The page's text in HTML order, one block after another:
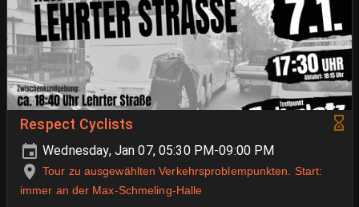
Respect Cyclists
Wednesday, Jan 07, 05:30 PM-09:00 PM
Tour zu ausgewählten Verkehrsproblempunkten. Start:
immer an der Max-Schmeling-Halle